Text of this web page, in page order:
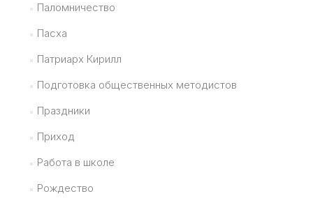
Паломничество
Пасха
Патриарх Кирилл
Подготовка общественных методистов
Праздники
Приход
Работа в школе
Рождество